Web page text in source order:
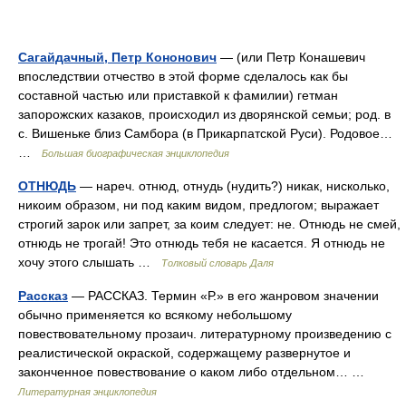
Сагайдачный, Петр Кононович — (или Петр Конашевич
впоследствии отчество в этой форме сделалось как бы
составной частью или приставкой к фамилии) гетман
запорожских казаков, происходил из дворянской семьи; род. в
с. Вишеньке близ Самбора (в Прикарпатской Руси). Родовое…
Большая биографическая энциклопедия
ОТНЮДЬ — нареч. отнюд, отнудь (нудить?) никак, нисколько,
никоим образом, ни под каким видом, предлогом; выражает
строгий зарок или запрет, за коим следует: не. Отнюдь не смей,
отнюдь не трогай! Это отнюдь тебя не касается. Я отнюдь не
хочу этого слышать …
Толковый словарь Даля
Рассказ — РАССКАЗ. Термин «Р.» в его жанровом значении
обычно применяется ко всякому небольшому
повествовательному прозаич. литературному произведению с
реалистической окраской, содержащему развернутое и
законченное повествование о каком либо отдельном… …
Литературная энциклопедия